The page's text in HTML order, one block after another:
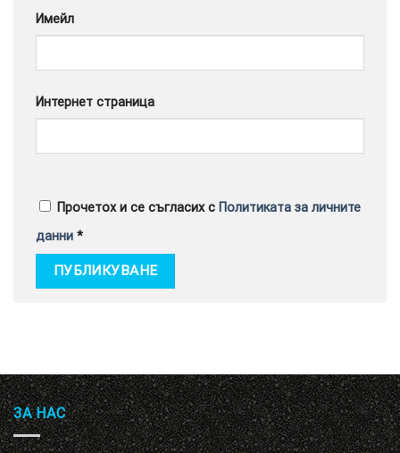
Имейл
Интернет страница
Прочетох и се съгласих с Политиката за личните
данни *
ЗА НАС